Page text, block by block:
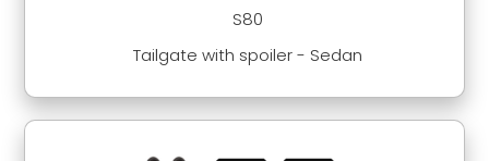
S80
Tailgate with spoiler - Sedan